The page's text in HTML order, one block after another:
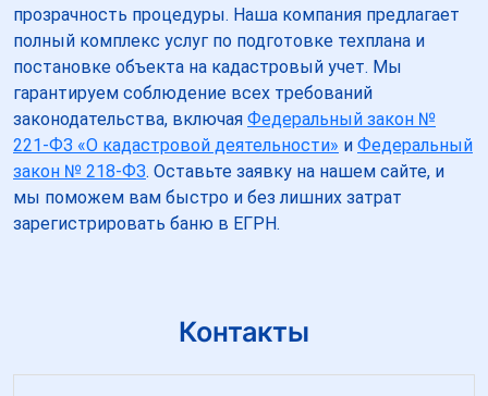
прозрачность процедуры. Наша компания предлагает
полный комплекс услуг по подготовке техплана и
постановке объекта на кадастровый учет. Мы
гарантируем соблюдение всех требований
законодательства, включая Федеральный закон №
221-ФЗ «О кадастровой деятельности» и Федеральный
закон № 218-ФЗ. Оставьте заявку на нашем сайте, и
мы поможем вам быстро и без лишних затрат
зарегистрировать баню в ЕГРН.
Контакты